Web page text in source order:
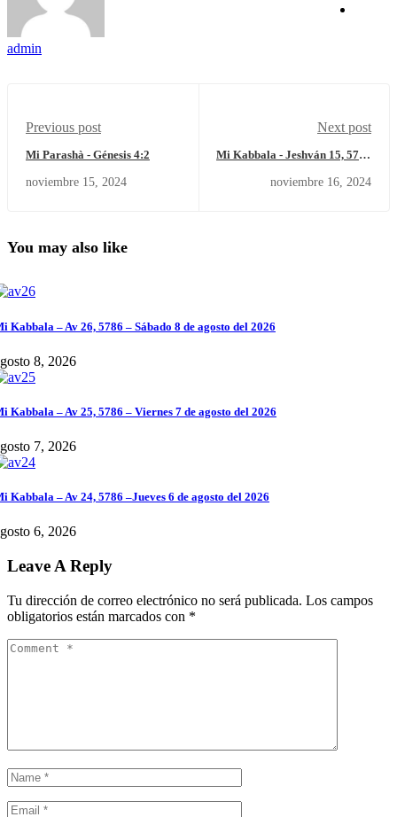
admin
Previous post
Mi Parashà - Génesis 4:2
noviembre 15, 2024
Next post
Mi Kabbala - Jeshván 15, 5785
2024.
noviembre 16, 2024
You may also like
Kabbala – Av 26, 5786 – Sábado 8 de agosto del 2026
8, 2026
Kabbala – Av 25, 5786 – Viernes 7 de agosto del 2026
7, 2026
Kabbala – Av 24, 5786 –Jueves 6 de agosto del 2026
6, 2026
Leave A Reply
Tu dirección de correo electrónico no será publicada. Los campos
obligatorios están marcados con *